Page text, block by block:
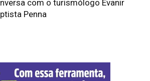
com o turismólogo Evanir
Penna